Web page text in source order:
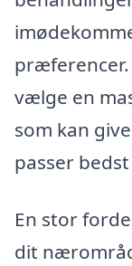
vælge en
som kan
passer
En stor
dit